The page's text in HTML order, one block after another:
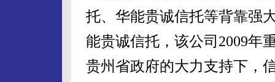
托、华能贵诚信托等背靠强
能贵诚信托，该公司2009年
贵州省政府的大力支持下，